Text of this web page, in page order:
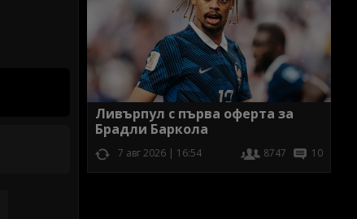
Ливърпул с първа оферта за
Брадли Баркола
7 авг 2026 | 16:54 8747 10